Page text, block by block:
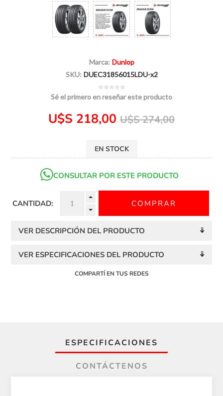
Marca: Dunlop
SKU: DUEC31856015LDU-x2
Sé el primero en reseñar este producto
U$S 218,00 U$S 274,00
EN STOCK
CONSULTAR POR ESTE PRODUCTO
CANTIDAD:
VER DESCRIPCIÓN DEL PRODUCTO
VER ESPECIFICACIONES DEL PRODUCTO
COMPARTÍ EN TUS REDES
ESPECIFICACIONES
CONTÁCTENOS